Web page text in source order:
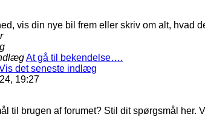
vis din nye bil frem eller skriv om alt, hvad
At gå til bekendelse….
det seneste indlæg
19:27
til brugen af forumet? Stil dit spørgsmål